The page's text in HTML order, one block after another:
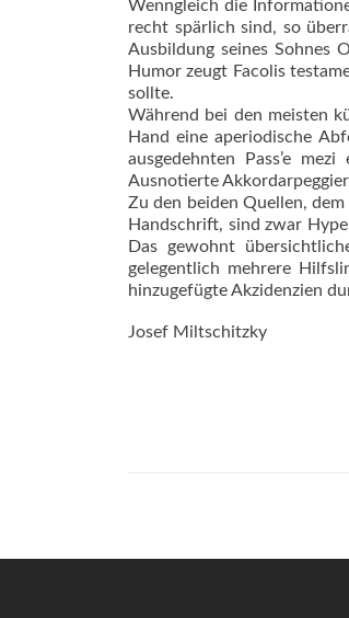
Wenngleich die
recht spärlich sind, so
Ausbildung seines Sohnes
Humor zeugt Facolis
sollte.
Während bei den meisten
Hand eine aperio­dische
ausgedehnten Pass’e
Ausnotierte
Zu den beiden Quellen,
Handschrift, sind zwar
Das gewohnt
gelegentlich mehrere
hinzugefügte Akzidenzien
Josef Miltschitzky